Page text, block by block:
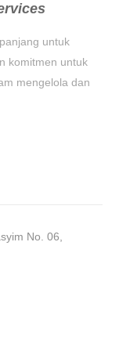
untuk
komitmen untuk
mengelola dan
No. 06,